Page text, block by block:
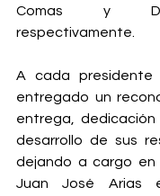
Comas y
respectivamente.
A cada presidente
entregado un
entrega,
desarrollo de sus
dejando a cargo en
Juan José Arias